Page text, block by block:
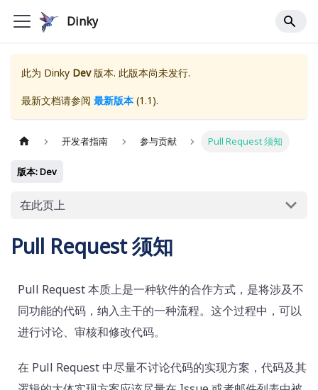
Dinky
此为 Dinky Dev版本. 此版本尚未发行.
最新文档请参阅 最新版本(1.1 ).
开发者指南 参与贡献 Pull Request 须知
版本: Dev
在此页上
Pull Request 须知
Pull Request 本质上是一种软件的合作方式，是将涉及不
同功能的代码，纳入主干的一种流程。这个过程中，可以
进行讨论、审核和修改代码。
在 Pull Request 中尽量不讨论代码的实现方案，代码及其